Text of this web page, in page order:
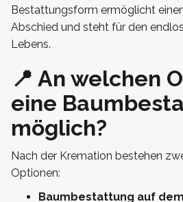
Bestattungsform ermöglicht
Abschied und steht für den
Lebens.
📍 An welchen
eine
möglich?
Nach der Kremation bestehen
Optionen:
Baumbestattung auf